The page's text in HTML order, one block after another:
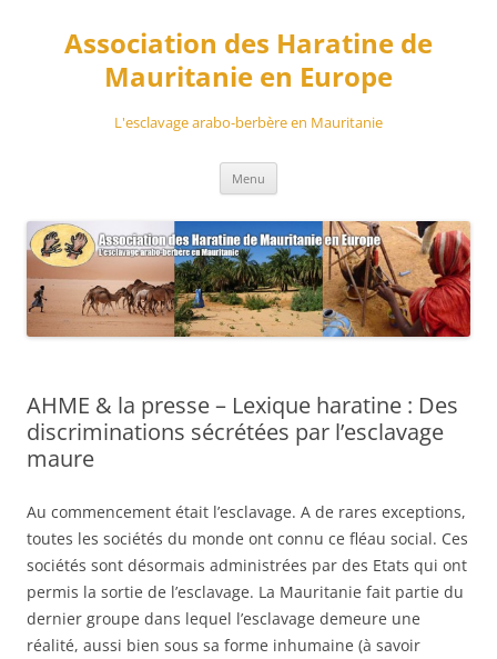
contenuAssociation des Haratine de
Mauritanie en Europe
L'esclavage arabo-berbère en Mauritanie
Menu
AHME & la presse – Lexique haratine : Des
discriminations sécrétées par l’esclavage
maure
Au commencement était l’esclavage. A de rares exceptions,
toutes les sociétés du monde ont connu ce fléau social. Ces
sociétés sont désormais administrées par des Etats qui ont
permis la sortie de l’esclavage. La Mauritanie fait partie du
dernier groupe dans lequel l’esclavage demeure une
réalité, aussi bien sous sa forme inhumaine (à savoir